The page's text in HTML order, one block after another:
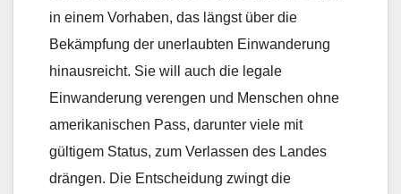
in einem Vorhaben, das längst über die
Bekämpfung der unerlaubten Einwanderung
hinausreicht. Sie will auch die legale
Einwanderung verengen und Menschen ohne
amerikanischen Pass, darunter viele mit
gültigem Status, zum Verlassen des Landes
drängen. Die Entscheidung zwingt die